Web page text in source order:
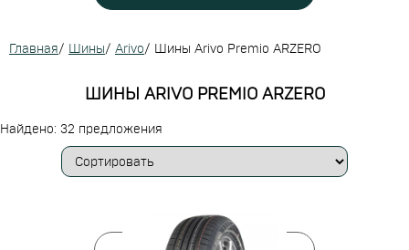
Главная/ Шины/ Arivo/ Шины Arivo Premio ARZERO
ШИНЫ ARIVO PREMIO ARZERO
Найдено: 32 предложения